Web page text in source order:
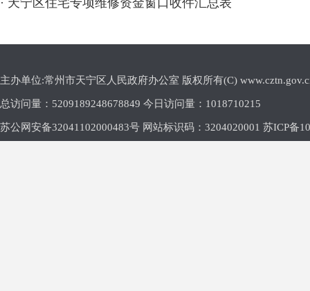
· 天宁区住宅专项维修资金窗口收件汇总表
主办单位:常州市天宁区人民政府办公室 版权所有(C)
总访问量： 5209189248678849 今日访问量： 1018710215
苏公网安备32041102000483号 网站标识码：3204020001 苏ICP备